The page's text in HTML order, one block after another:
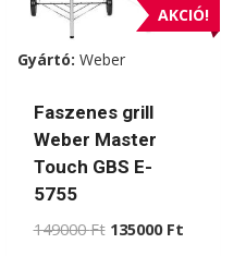
változatok
termékoldalon
választhatók
ki
AKCIÓ!
Gyártó: Weber
Faszenes grill
Weber Master
Touch GBS E-
5755
149000Ft Original
135000 FtCurrent